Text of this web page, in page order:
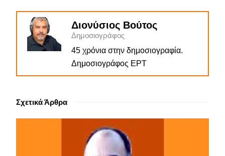
Διονύσιος Βούτος
Δημοσιογράφος
45 χρόνια στην δημοσιογραφία.
Δημοσιογράφος ΕΡΤ
Σχετικά Άρθρα